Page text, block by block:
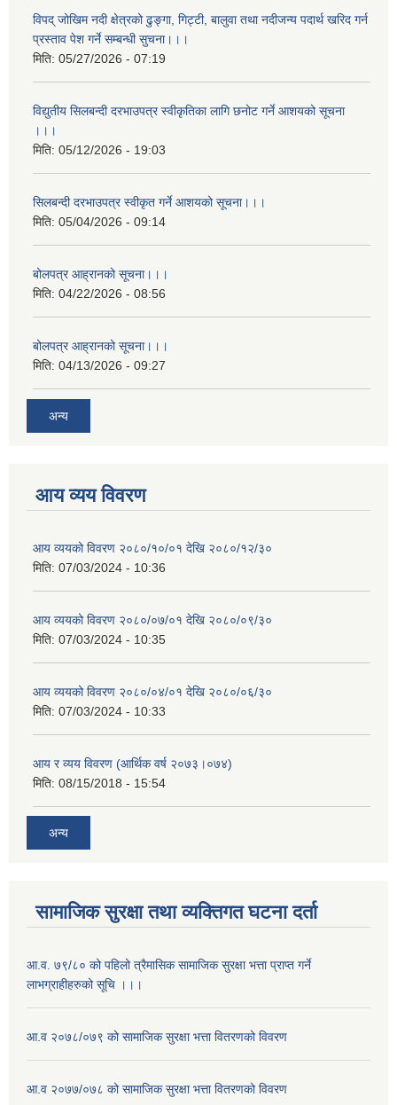
विपद् जोखिम नदी क्षेत्रको ढुङ्गा, गिट्टी, बालुवा तथा नदीजन्य पदार्थ खरिद गर्न
प्रस्ताव पेश गर्ने सम्बन्धी सुचना।।।
मिति: 05/27/2026 - 07:19
विद्युतीय सिलबन्दी दरभाउपत्र स्वीकृतिका लागि छनोट गर्ने आशयको सूचना
।।।
मिति: 05/12/2026 - 19:03
सिलबन्दी दरभाउपत्र स्वीकृत गर्ने आशयको सूचना।।।
मिति: 05/04/2026 - 09:14
बोलपत्र आह्रानको सूचना।।।
मिति: 04/22/2026 - 08:56
बोलपत्र आह्रानको सूचना।।।
मिति: 04/13/2026 - 09:27
अन्य
आय व्यय विवरण
आय व्ययको विवरण २०८०/१०/०१ देखि २०८०/१२/३०
मिति: 07/03/2024 - 10:36
आय व्ययको विवरण २०८०/०७/०१ देखि २०८०/०९/३०
मिति: 07/03/2024 - 10:35
आय व्ययको विवरण २०८०/०४/०१ देखि २०८०/०६/३०
मिति: 07/03/2024 - 10:33
आय र व्यय विवरण (आर्थिक वर्ष २०७३।०७४)
मिति: 08/15/2018 - 15:54
अन्य
सामाजिक सुरक्षा तथा व्यक्तिगत घटना दर्ता
आ.व. ७९/८० को पहिलो त्रैमासिक सामाजिक सुरक्षा भत्ता प्राप्त गर्ने
लाभग्राहीहरुको सूचि ।।।
आ.व २०७८/०७९ को सामाजिक सुरक्षा भत्ता वितरणको विवरण
आ.व २०७७/०७८ को सामाजिक सुरक्षा भत्ता वितरणको विवरण